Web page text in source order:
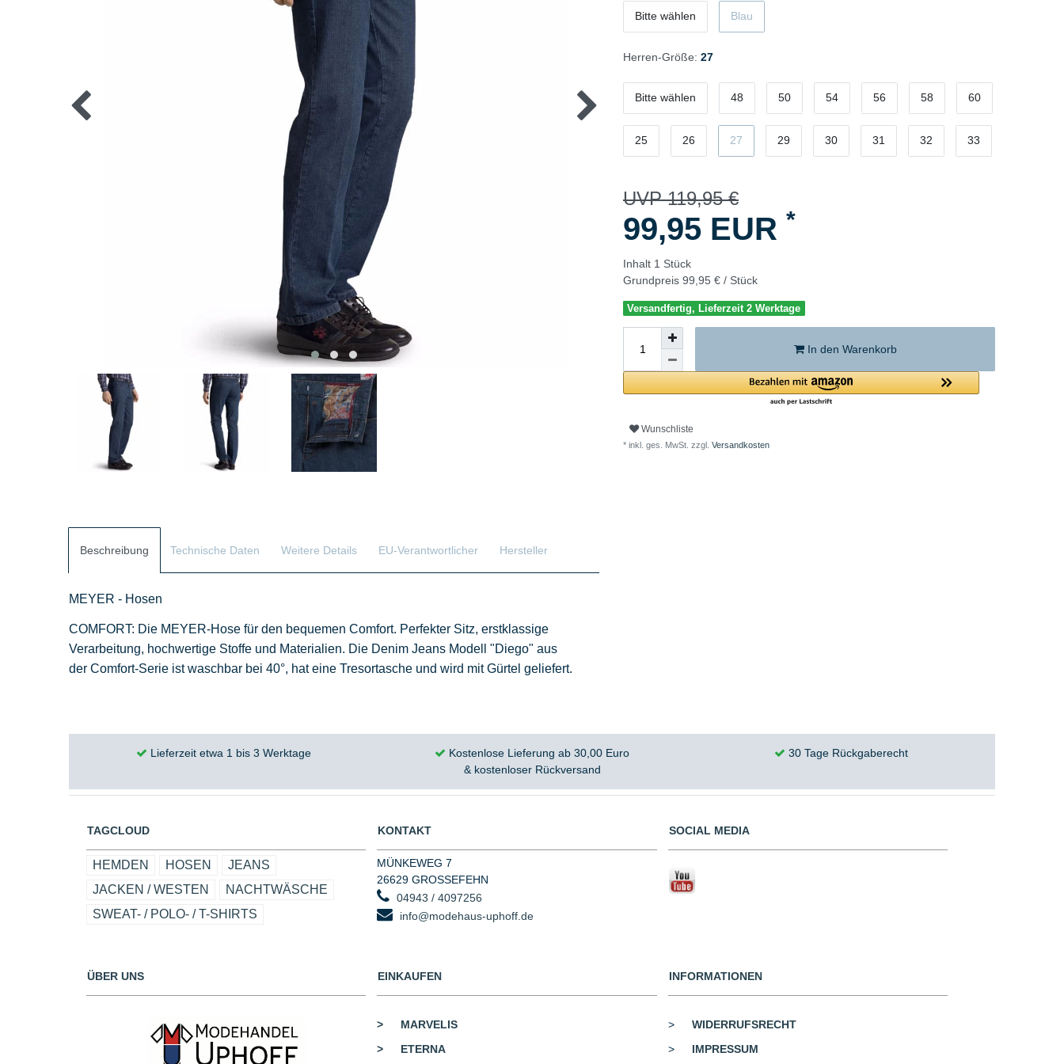
Bitte wählen Blau
Herren-Größe: 27
Bitte wählen 48 50 54 56 58 60
25 26 27 29 30 31 32 33
UVP 119,95 €
99,95 EUR *
Inhalt 1 Stück
Grundpreis 99,95 € / Stück
Versandfertig, Lieferzeit 2 Werktage
In den Warenkorb
Wunschliste
* inkl. ges. MwSt. zzgl. Versandkosten
Beschreibung Technische Daten Weitere Details EU-Verantwortlicher Hersteller
MEYER - Hosen
COMFORT: Die MEYER-Hose für den bequemen Comfort. Perfekter Sitz, erstklassige
Verarbeitung, hochwertige Stoffe und Materialien. Die Denim Jeans Modell "Diego" aus
der Comfort-Serie ist waschbar bei 40°, hat eine Tresortasche und wird mit Gürtel geliefert.
Lieferzeit etwa 1 bis 3 Werktage
Kostenlose Lieferung ab 30,00 Euro
& kostenloser Rückversand
30 Tage Rückgaberecht
TAGCLOUD
HEMDEN HOSEN
JEANS
JACKEN / WESTEN
NACHTWÄSCHE
SWEAT- / POLO- / T-SHIRTS
KONTAKT
MÜNKEWEG 7
26629 GROSSEFEHN
04943 / 4097256
info@modehaus-uphoff.de
SOCIAL MEDIA
ÜBER UNS EINKAUFEN
>
MARVELIS
>
ETERNA
INFORMATIONEN
>
WIDERRUFSRECHT
>
IMPRESSUM